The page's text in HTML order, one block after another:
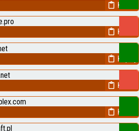
Kopiuj
Kopiuj
Kopiuj
Kopiuj
Kopiuj